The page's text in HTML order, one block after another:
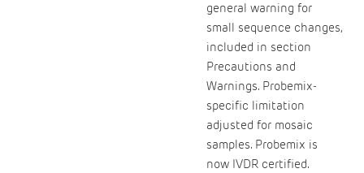
general warning for
small sequence changes,
included in section
Precautions and
Warnings. Probemix-
specific limitation
adjusted for mosaic
samples. Probemix is
now IVDR certified.